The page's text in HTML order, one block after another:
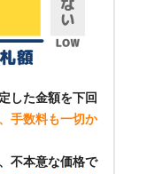
した金額を下回
手数料も一切か
不本意な価格で